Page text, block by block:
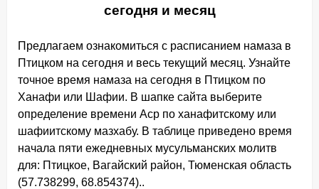
сегодня и месяц
Предлагаем ознакомиться с расписанием намаза в
Птицком на сегодня и весь текущий месяц. Узнайте
точное время намаза на сегодня в Птицком по
Ханафи или Шафии. В шапке сайта выберите
определение времени Аср по ханафитскому или
шафиитскому мазхабу. В таблице приведено время
начала пяти ежедневных мусульманских молитв
для: Птицкое, Вагайский район, Тюменская область
(57.738299, 68.854374)..